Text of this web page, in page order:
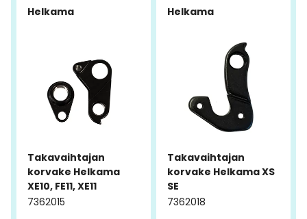
Helkama
Takavaihtajan
korvake Helkama
XE10, FE11, XE11
7362015
Helkama
Takavaihtajan
korvake Helkama XS
SE
7362018